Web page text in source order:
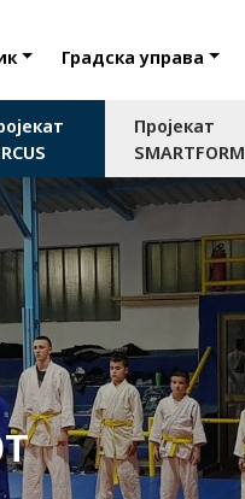
Градска управа
Пројекат
SMARTFORM